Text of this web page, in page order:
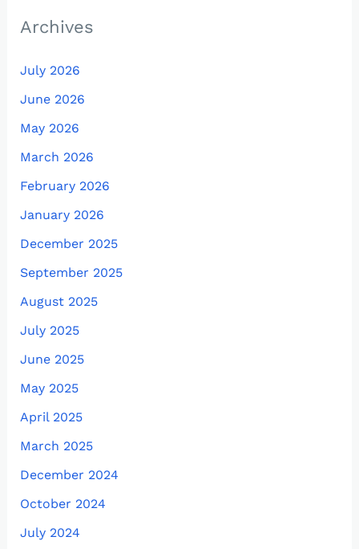
Archives
July 2026
June 2026
May 2026
March 2026
February 2026
January 2026
December 2025
September 2025
August 2025
July 2025
June 2025
May 2025
April 2025
March 2025
December 2024
October 2024
July 2024